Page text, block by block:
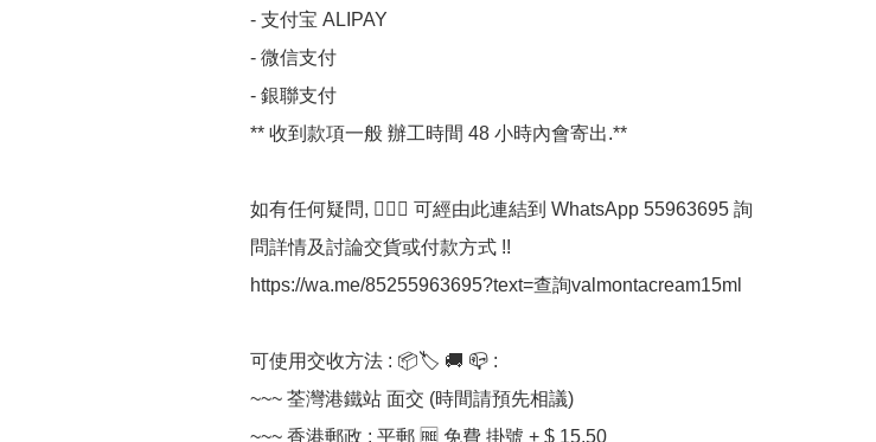
- 支付宝 ALIPAY
- 微信支付
- 銀聯支付
** 收到款項一般 辦工時間 48 小時內會寄出.**
如有任何疑問, 💁🏼‍♀ 可經由此連結到 WhatsApp 55963695 詢
問詳情及討論交貨或付款方式 !!
https://wa.me/85255963695?text=查詢valmontacream15ml
可使用交收方法 : 📦🏷 🚚 📪 :
~~~ 荃灣港鐵站 面交 (時間請預先相議)
~~~ 香港郵政 : 平郵 🆓 免費 掛號 + $ 15.50